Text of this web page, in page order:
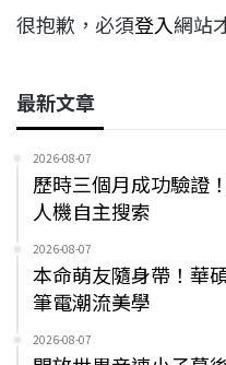
很抱歉，必須登入網站
最新文章
2026-08-07
歷時三個月成功驗證
人機自主搜索
2026-08-07
本命萌友隨身帶！華
筆電潮流美學
2026-08-07